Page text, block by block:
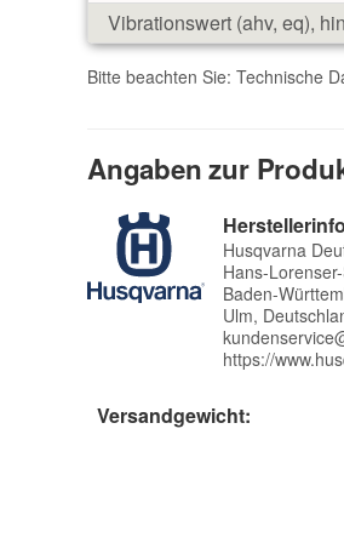
Vibrationswert (ahv, eq),
Bitte beachten Sie: Technische
Angaben zur
Husqvarna
Hans-
Baden-
Ulm,
https://
Versandgewicht: